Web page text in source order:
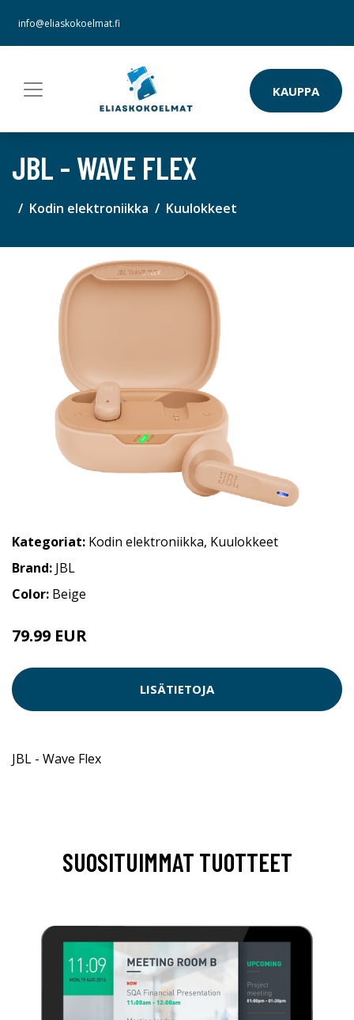
info@eliaskokoelmat.fi
KAUPPA
JBL - WAVE FLEX
Kodin elektroniikka Kuulokkeet
Kategoriat: Kodin elektroniikka, Kuulokkeet
Brand: JBL
Color: Beige
79.99 EUR
LISÄTIETOJA
JBL - Wave Flex
SUOSITUIMMAT TUOTTEET